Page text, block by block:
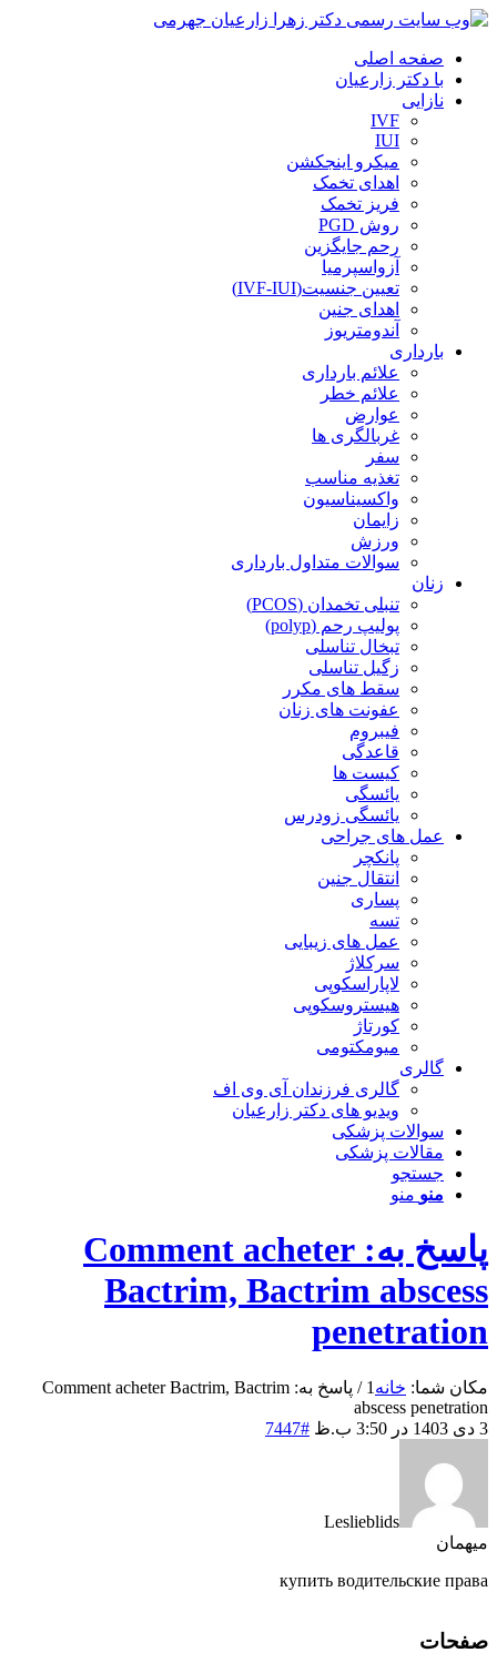
صفحه اصلی
با دکتر زارعیان
نازایی
IVF
IUI
میکرو اینجکشن
اهدای تخمک
فریز تخمک
روش PGD
رحم جایگزین
آزواسپرمیا
تعیین جنسیت(IVF-IUI)
اهدای جنین
آندومتریوز
بارداری
علائم بارداری
علائم خطر
عوارض
غربالگری ها
سفر
تغذیه مناسب
واکسیناسیون
زایمان
ورزش
سوالات متداول بارداری
زنان
تنبلی تخمدان (PCOS)
پولیپ رحم (polyp)
تبخال تناسلی
زگیل تناسلی
سقط های مکرر
عفونت های زنان
فیبروم
قاعدگی
کیست ها
یائسگی
یائسگی زودرس
عمل های جراحی
پانکچر
انتقال جنین
پساری
تسه
عمل های زیبایی
سرکلاژ
لاپاراسکوپی
هیستروسکوپی
کورتاژ
میومکتومی
گالری
گالری فرزندان آی وی اف
ویدیو های دکتر زارعیان
سوالات پزشکی
مقالات پزشکی
جستجو
منو منو
پاسخ به: Comment acheter
Bactrim, Bactrim abscess
penetration
مکان شما: خانه 1
/
پاسخ به: Comment acheter Bactrim, Bactrim
abscess penetration
3 دی 1403 در 3:50 ب.ظ
#7447
Leslieblids
میهمان
купить водительские права
صفحات